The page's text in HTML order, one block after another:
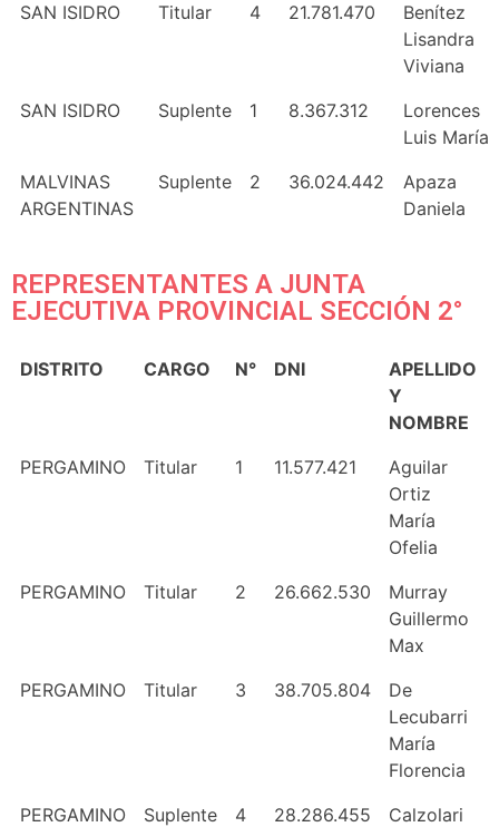
SAN ISIDRO
Titular 4 21.781.470
Benítez
Lisandra
Viviana
SAN ISIDRO
Suplente 1 8.367.312
Lorences
Luis María
MALVINAS
ARGENTINAS
Suplente 2 36.024.442
Apaza
Daniela
REPRESENTANTES A JUNTA
EJECUTIVA PROVINCIAL SECCIÓN 2°
DISTRITO CARGO N° DNI
APELLIDO
Y
NOMBRE
PERGAMINO
Titular 1 11.577.421
Aguilar
Ortiz
María
Ofelia
PERGAMINO
Titular 2 26.662.530
Murray
Guillermo
Max
PERGAMINO
Titular 3 38.705.804
De
Lecubarri
María
Florencia
PERGAMINO
Suplente 4 28.286.455
Calzolari